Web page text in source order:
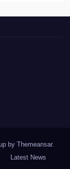
by Themeansar.
Latest News